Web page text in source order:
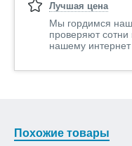
Лучшая цена
Мы гордимся
проверяют
нашему интернет
Похожие товары